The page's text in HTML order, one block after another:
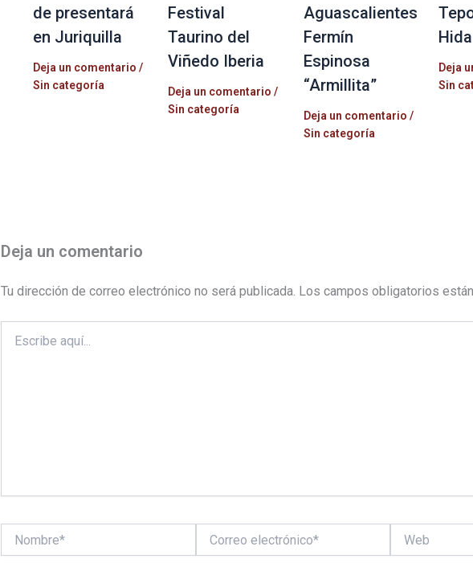
de presentará
en Juriquilla
Deja un comentario /
Sin categoría
Festival
Taurino del
Viñedo Iberia
Deja un comentario /
Sin categoría
Aguascalientes
Fermín
Espinosa
“Armillita”
Deja un comentario /
Sin categoría
Deja
Sin
Deja un comentario
Tu dirección de correo electrónico no será publicada. Los campos obligatorios
aquí...
electrónico*